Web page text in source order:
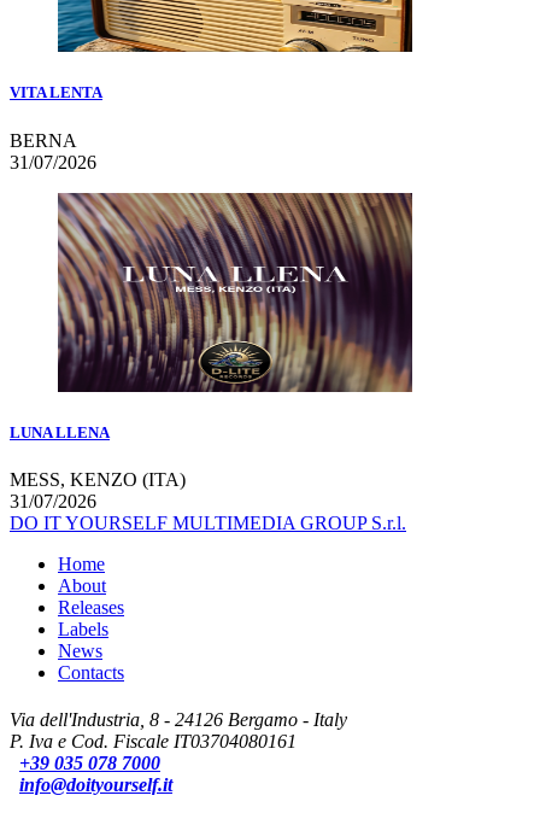
VITA LENTA
BERNA
31/07/2026
LUNA LLENA
MESS, KENZO (ITA)
31/07/2026
DO IT YOURSELF MULTIMEDIA GROUP S.r.l.
Home
About
Releases
Labels
News
Contacts
Via dell'Industria, 8 - 24126 Bergamo - Italy
P. Iva e Cod. Fiscale IT03704080161
+39 035 078 7000
info@doityourself.it